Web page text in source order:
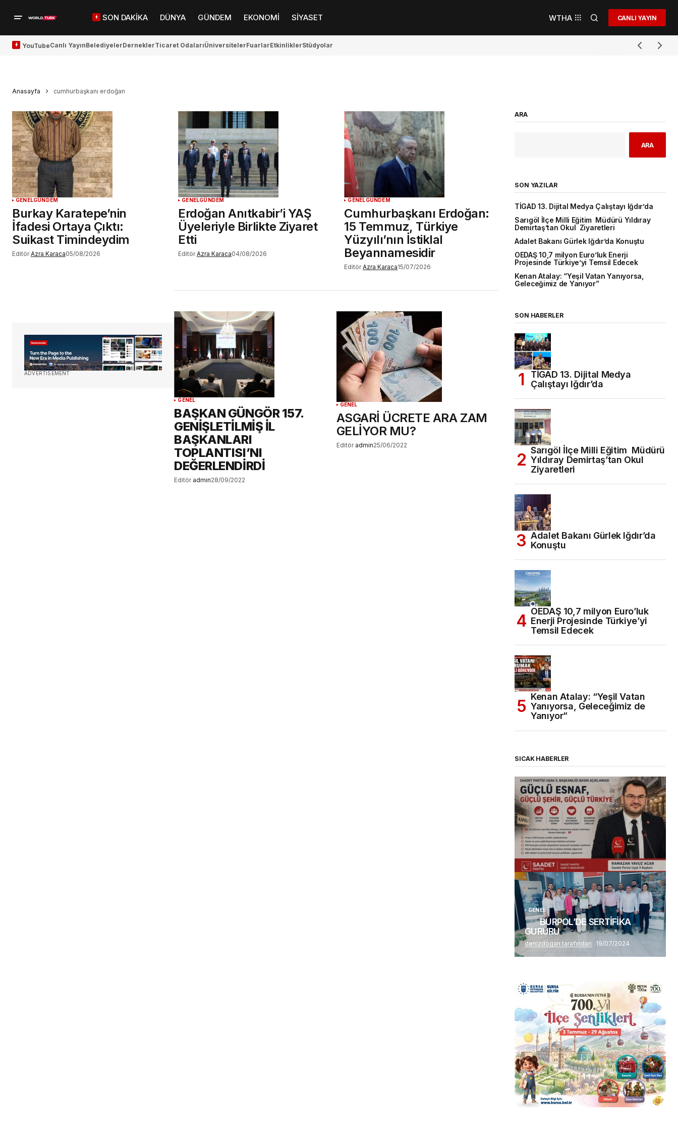
SON DAKİKA DÜNYA GÜNDEM EKONOMİ SİYASET WTHA CANLI YAYIN
YouTubeCanlı YayınBelediyelerDerneklerTicaret OdalarıÜniversitelerFuarlarEtkinliklerStüdyolar
Anasayfa cumhurbaşkanı erdoğan
GENELGÜNDEM
Burkay Karatepe’nin
İfadesi Ortaya Çıktı:
Suikast Timindeydim
Editör Azra Karaca05/08/2026
GENELGÜNDEM
Erdoğan Anıtkabir’i YAŞ
Üyeleriyle Birlikte Ziyaret
Etti
Editör Azra Karaca04/08/2026
GENELGÜNDEM
Cumhurbaşkanı Erdoğan:
15 Temmuz, Türkiye
Yüzyılı’nın İstiklal
Beyannamesidir
Editör Azra Karaca15/07/2026
ADVERTISEMENT
GENEL
BAŞKAN GÜNGÖR 157.
GENİŞLETİLMİŞ İL
BAŞKANLARI
TOPLANTISI’NI
DEĞERLENDİRDİ
Editör admin28/09/2022
GENEL
ASGARİ ÜCRETE ARA ZAM
GELİYOR MU?
Editör admin25/06/2022
ARA
ARA
SON YAZILAR
TİGAD 13. Dijital Medya Çalıştayı Iğdır’da
Sarıgöl İlçe Milli Eğitim Müdürü Yıldıray
Demirtaş’tan Okul Ziyaretleri
Adalet Bakanı Gürlek Iğdır’da Konuştu
OEDAŞ 10,7 milyon Euro’luk Enerji
Projesinde Türkiye’yi Temsil Edecek
Kenan Atalay: “Yeşil Vatan Yanıyorsa,
Geleceğimiz de Yanıyor”
SON HABERLER
TİGAD 13. Dijital Medya
Çalıştayı Iğdır’da
Sarıgöl İlçe Milli Eğitim Müdürü
Yıldıray Demirtaş’tan Okul
Ziyaretleri
Adalet Bakanı Gürlek Iğdır’da
Konuştu
OEDAŞ 10,7 milyon Euro’luk
Enerji Projesinde Türkiye’yi
Temsil Edecek
Kenan Atalay: “Yeşil Vatan
Yanıyorsa, Geleceğimiz de
Yanıyor”
SICAK HABERLER
(başlıksız)
Alaattin Karahan tarafından 14/07/2026
GENEL
BURPOL’DE SERTİFİKA
GURURU
denizdogan tarafından 19/07/2024